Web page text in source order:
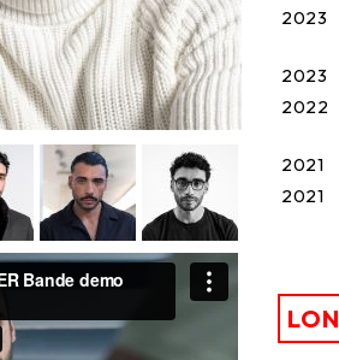
2023
2023
2022
2021
2021